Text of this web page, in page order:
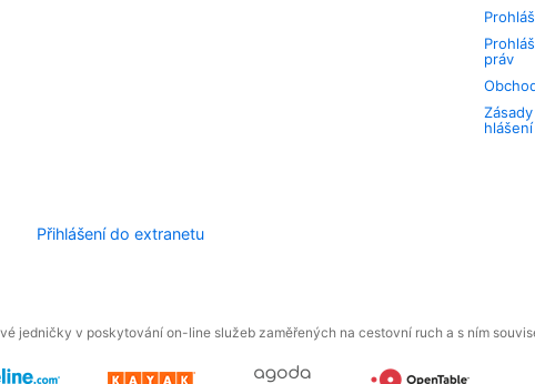
práv
Přihlášení do extranetu
jedničky v poskytování on-line služeb zaměřených na cestovní ruch a s ním